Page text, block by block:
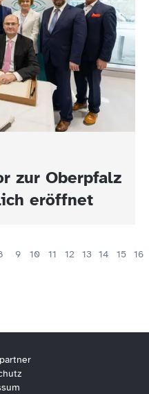
zur Oberpfalz
eröffnet
9 10 11 12 13 14 15 16